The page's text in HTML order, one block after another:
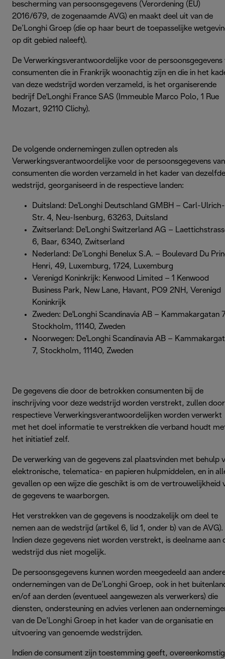
bescherming van persoonsgegevens (Verordening (EU)
2016/679, de zogenaamde AVG) en maakt deel uit van de
De’Longhi Groep (die op haar beurt de toepasselijke
op dit gebied naleeft).
De Verwerkingsverantwoordelijke voor de persoonsgegevens
consumenten die in Frankrijk woonachtig zijn en die in het
van deze wedstrijd worden verzameld, is het organiserende
bedrijf De'Longhi France SAS (Immeuble Marco Polo, 1 Rue
Mozart, 92110 Clichy).
De volgende ondernemingen zullen optreden als
Verwerkingsverantwoordelijke voor de persoonsgegevens van
consumenten die worden verzameld in het kader van dezelfde
wedstrijd, georganiseerd in de respectieve landen:
Duitsland: De'Longhi Deutschland GMBH – Carl-Ulrich-
Str. 4, Neu-Isenburg, 63263, Duitsland
Zwitserland: De'Longhi Switzerland AG –
6, Baar, 6340, Zwitserland
Nederland: De’Longhi Benelux S.A. – Boulevard Du
Henri, 49, Luxemburg, 1724, Luxemburg
Verenigd Koninkrijk: Kenwood Limited – 1 Kenwood
Business Park, New Lane, Havant, PO9 2NH, Verenigd
Koninkrijk
Zweden: De'Longhi Scandinavia AB – Kammakargatan
Stockholm, 11140, Zweden
Noorwegen: De'Longhi Scandinavia AB –
7, Stockholm, 11140, Zweden
De gegevens die door de betrokken consumenten bij de
inschrijving voor deze wedstrijd worden verstrekt, zullen
respectieve Verwerkingsverantwoordelijken worden verwerkt
met het doel informatie te verstrekken die verband houdt
het initiatief zelf.
De verwerking van de gegevens zal plaatsvinden met behulp
elektronische, telematica- en papieren hulpmiddelen, en in
gevallen op een wijze die geschikt is om de vertrouwelijkheid
de gegevens te waarborgen.
Het verstrekken van de gegevens is noodzakelijk om deel te
nemen aan de wedstrijd (artikel 6, lid 1, onder b) van de AVG).
Indien deze gegevens niet worden verstrekt, is deelname aan
wedstrijd dus niet mogelijk.
De persoonsgegevens kunnen worden meegedeeld aan
ondernemingen van de De’Longhi Groep, ook in het
en/of aan derden (eventueel aangewezen als verwerkers) die
diensten, ondersteuning en advies verlenen aan
van de De’Longhi Groep in het kader van de organisatie en
uitvoering van genoemde wedstrijden.
Indien de consument zijn toestemming geeft, overeenkomstig